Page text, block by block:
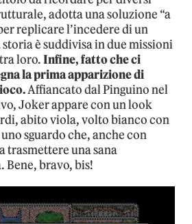
adotta una soluzione “a
replicare l’incedere di un
è suddivisa in due missioni
loro.Infine, fatto che ci
la prima apparizione di
Affiancato dal Pinguino nel
Joker appare con un look
abito viola, volto bianco con
sguardo che, anche con
trasmettere una sana
Bene, bravo, bis!